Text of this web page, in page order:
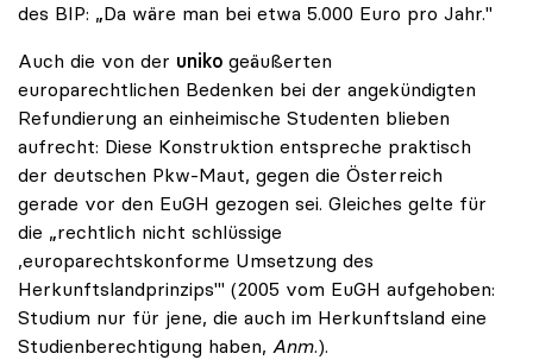
des BIP: „Da wäre man bei etwa 5.000 Euro pro Jahr."
Auch die von der uniko geäußerten
europarechtlichen Bedenken bei der angekündigten
Refundierung an einheimische Studenten blieben
aufrecht: Diese Konstruktion entspreche praktisch
der deutschen Pkw-Maut, gegen die Österreich
gerade vor den EuGH gezogen sei. Gleiches gelte für
die „rechtlich nicht schlüssige
,europarechtskonforme Umsetzung des
Herkunftslandprinzips'" (2005 vom EuGH aufgehoben:
Studium nur für jene, die auch im Herkunftsland eine
Studienberechtigung haben, Anm.).